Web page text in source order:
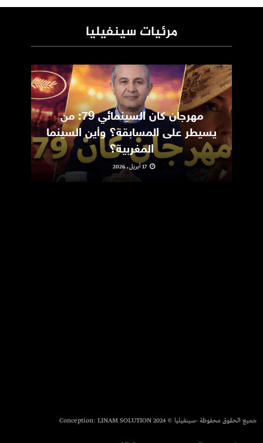
مرئيات سينفيليا
مهرجان كان السينمائي 79: من
يسيطر على المسابقة؟ وأين السينما
المغربية؟
17 أبريل، 2026
جميع الحقوق محفوظة -سينفيليا © 2024 Conception: LINAM SOLUTION